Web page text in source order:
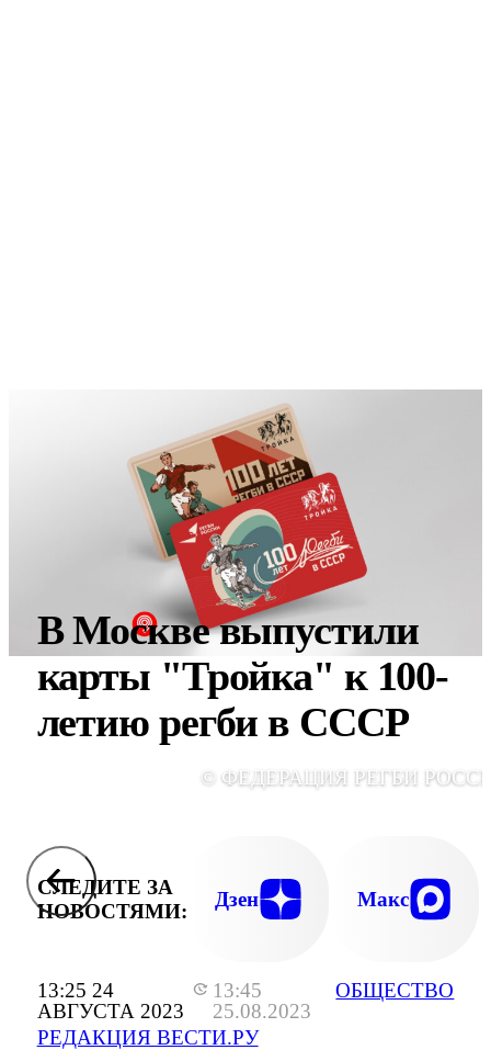
13:25 24
АВГУСТА 2023
13:45
25.08.2023
РЕДАКЦИЯ ВЕСТИ.РУ
ОБЩЕСТВО
В Москве выпустили
карты "Тройка" к 100-
летию регби в СССР
© ФЕДЕРАЦИЯ РЕГБИ
СЛЕДИТЕ ЗА
НОВОСТЯМИ:
Дзен Макс